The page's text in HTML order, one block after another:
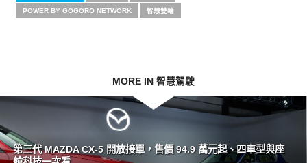
POWER BY GOGORO NETWORK 智慧雙輪
MORE IN 智慧駕駛
第三代 MAZDA CX-5 開放接單，售價 94.9 萬元起、四車型與座